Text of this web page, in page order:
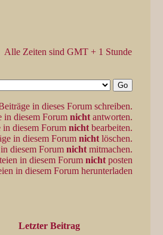
Alle Zeiten sind GMT + 1 Stunde
in dieses Forum schreiben.
in diesem Forum nicht antworten.
in diesem Forum nicht bearbeiten.
in diesem Forum nicht löschen.
diesem Forum nicht mitmachen.
in diesem Forum nicht posten
in diesem Forum herunterladen
Letzter Beitrag